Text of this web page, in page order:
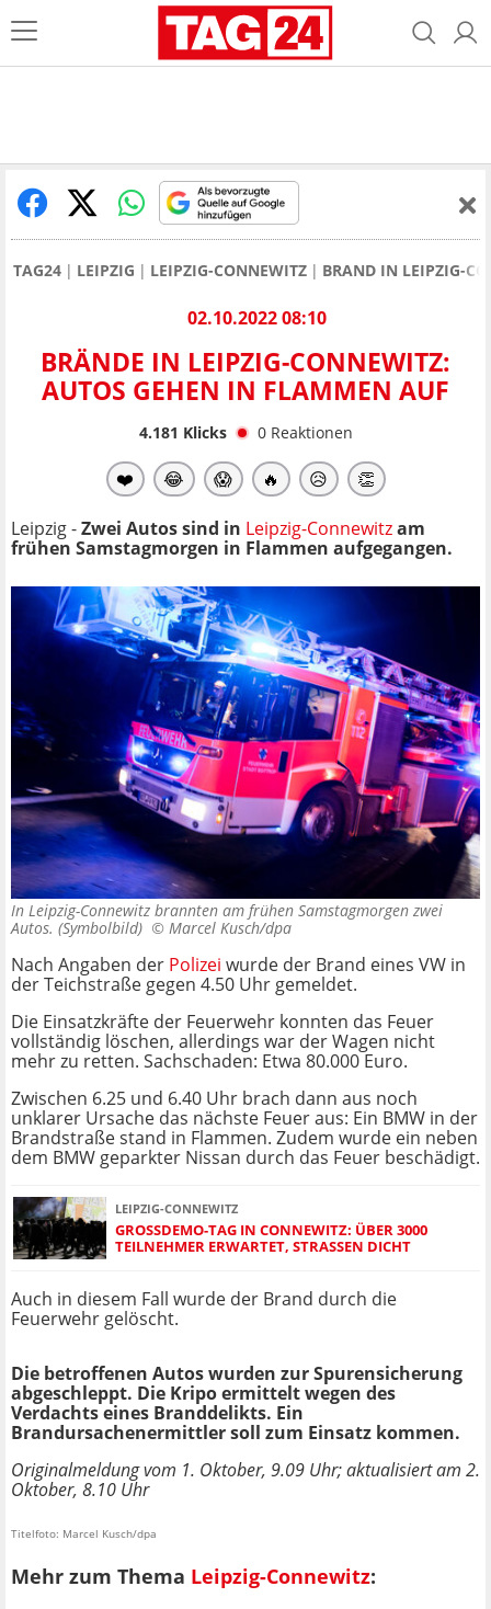
TAG24 LEIPZIG LEIPZIG-CONNEWITZ BRAND IN LEIPZIG-
02.10.2022 08:10
BRÄNDE IN LEIPZIG-CONNEWITZ:
AUTOS GEHEN IN FLAMMEN AUF
4.181 Klicks 0 Reaktionen
❤️ 😂 😱 🔥 😥 👏
Leipzig -Zwei Autos sind in Leipzig-Connewitzam
frühen Samstagmorgen in Flammen aufgegangen.
In Leipzig-Connewitz brannten am frühen Samstagmorgen zwei
Autos. (Symbolbild) © Marcel Kusch/dpa
Nach Angaben der Polizei wurde der Brand eines VW in
der Teichstraße gegen 4.50 Uhr gemeldet.
Die Einsatzkräfte der Feuerwehr konnten das Feuer
vollständig löschen, allerdings war der Wagen nicht
mehr zu retten. Sachschaden: Etwa 80.000 Euro.
Zwischen 6.25 und 6.40 Uhr brach dann aus noch
unklarer Ursache das nächste Feuer aus: Ein BMW in der
Brandstraße stand in Flammen. Zudem wurde ein neben
dem BMW geparkter Nissan durch das Feuer beschädigt.
LEIPZIG-CONNEWITZ
GROSSDEMO-TAG IN CONNEWITZ: ÜBER 3000 T
EILNEHMER ERWARTET, STRASSEN DICHT
Auch in diesem Fall wurde der Brand durch die
Feuerwehr gelöscht.
Die betroffenen Autos wurden zur Spurensicherung
abgeschleppt. Die Kripo ermittelt wegen des
Verdachts eines Branddelikts. Ein
Brandursachenermittler soll zum Einsatz kommen.
Originalmeldung vom 1. Oktober, 9.09 Uhr; aktualisiert am 2.
Oktober, 8.10 Uhr
Titelfoto: Marcel Kusch/dpa
Mehr zum Thema Leipzig-Connewitz: